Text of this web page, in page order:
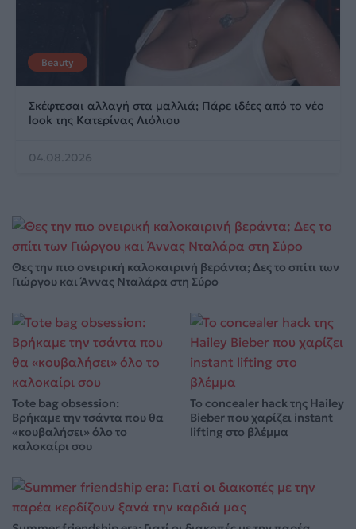
Beauty
Σκέφτεσαι αλλαγή στα μαλλιά; Πάρε ιδέες από το νέο
look της Κατερίνας Λιόλιου
04.08.2026
Θες την πιο ονειρική καλοκαιρινή βεράντα; Δες το σπίτι των
Γιώργου και Άννας Νταλάρα στη Σύρο
Tote bag obsession:
Βρήκαμε την τσάντα που θα
«κουβαλήσει» όλο το
καλοκαίρι σου
Το concealer hack της Hailey
Bieber που χαρίζει instant
lifting στο βλέμμα